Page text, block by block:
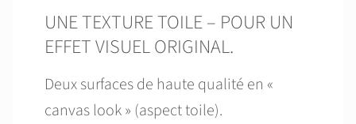
UNE TEXTURE TOILE – POUR UN
EFFET VISUEL ORIGINAL.
Deux surfaces de haute qualité en «
canvas look » (aspect toile).